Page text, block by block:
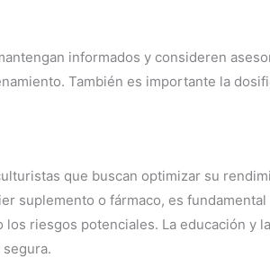
informados y consideren
También es importante la
que buscan optimizar su
suplemento o fármaco, es
riesgos potenciales. La educación y